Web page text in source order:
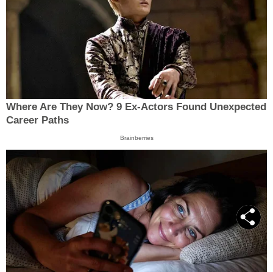
Where Are They Now? 9 Ex-Actors Found Unexpected
Career Paths
Brainberries